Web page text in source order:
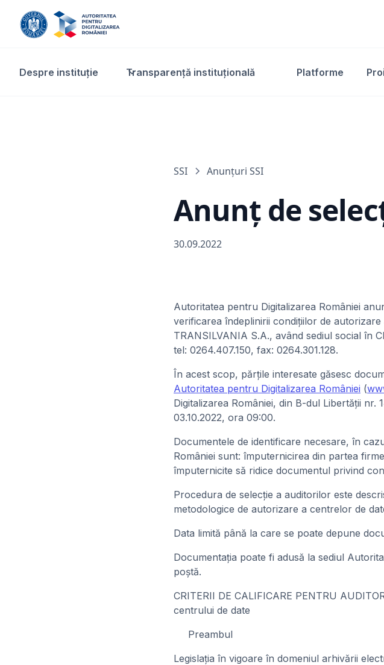
Despre instituție Transparență instituțională​ Platforme
SSI Anunțuri SSI
Anunț de
30.09.2022
Autoritatea pentru Digitalizarea României
verificarea îndeplinirii condiţiilor de
TRANSILVANIA S.A., având sediul social în
tel: 0264.407.150, fax: 0264.301.128.
În acest scop, părţile interesate găsesc
Autoritatea pentru Digitalizarea României (
Digitalizarea României, din B-dul Libertăţii
03.10.2022, ora 09:00.
Documentele de identificare necesare, în
României sunt: împuternicirea din partea
împuternicite să ridice documentul privind
Procedura de selecţie a auditorilor este
metodologice de autorizare a centrelor de
Data limită până la care se poate depune
Documentaţia poate fi adusă la sediul
poştă.
CRITERII DE CALIFICARE PENTRU
centrului de date
Preambul
Legislaţia în vigoare în domeniul arhivării